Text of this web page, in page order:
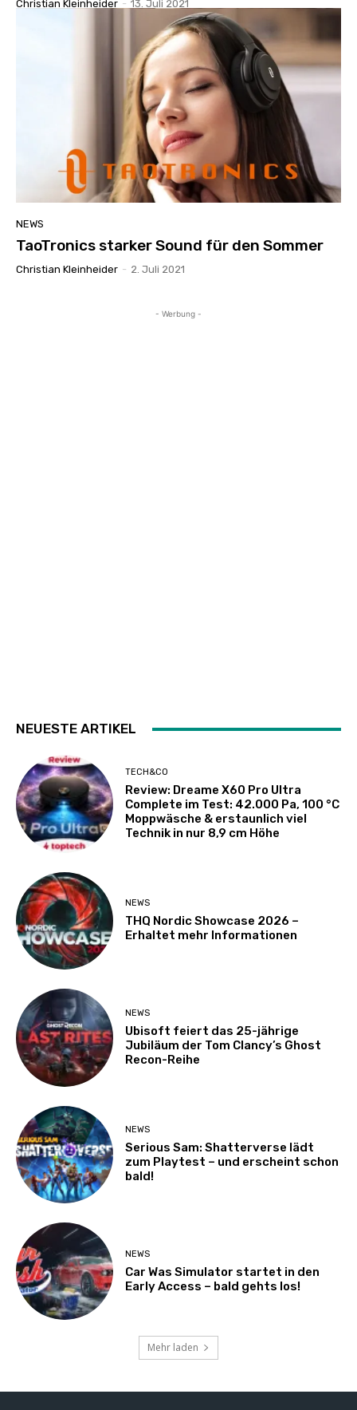
Christian Kleinheider - 13. Juli 2021
NEWS
TaoTronics starker Sound für den Sommer
Christian Kleinheider - 2. Juli 2021
- Werbung -
NEUESTE ARTIKEL
TECH&CO
Review: Dreame X60 Pro Ultra
Complete im Test: 42.000 Pa, 100 °C
Moppwäsche & erstaunlich viel
Technik in nur 8,9 cm Höhe
NEWS
THQ Nordic Showcase 2026 –
Erhaltet mehr Informationen
NEWS
Ubisoft feiert das 25-jährige
Jubiläum der Tom Clancy’s Ghost
Recon-Reihe
NEWS
Serious Sam: Shatterverse lädt
zum Playtest – und erscheint schon
bald!
NEWS
Car Was Simulator startet in den
Early Access – bald gehts los!
Mehr laden